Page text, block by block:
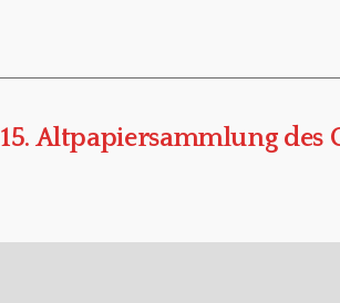
15. Altpapiersammlung des